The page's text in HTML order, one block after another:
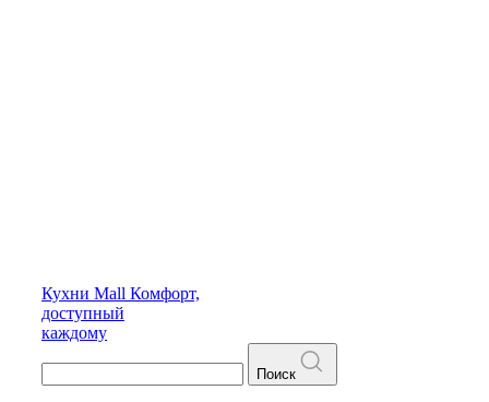
Кухни Mall Комфорт,
доступный
каждому
Поиск